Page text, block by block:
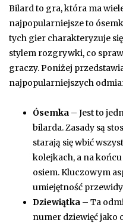
Bilard to gra, która ma
najpopularniejsze to
tych gier charakteryzuje
stylem rozgrywki, co
graczy. Poniżej
najpopularniejszych
Ósemka – Jest to
bilarda. Zasady są
starają się wbić
kolejkach, a na
osiem. Kluczowym
umiejętność
Dziewiątka – Ta
numer dziewięć jako